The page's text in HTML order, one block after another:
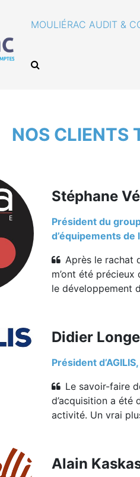
MOULIÉRAC AUDIT &
Audit & Conseils
NOS CLIENTS
Stéphane
Président du
d’équipements de
Après le rachat
m’ont été
le développement
Didier
Président
Le savoir-faire
d’acquisition a été
activité. Un vrai
Alain